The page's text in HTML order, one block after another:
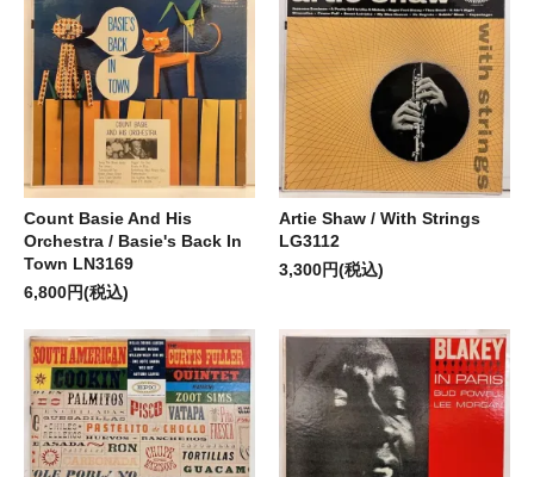
Count Basie And His
Orchestra / Basie's Back In
Town LN3169
6,800円(税込)
Artie Shaw / With Strings
LG3112
3,300円(税込)